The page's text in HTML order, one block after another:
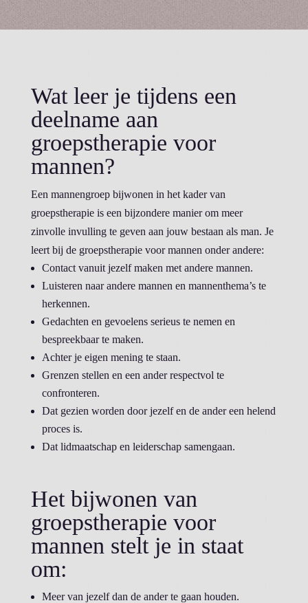
Wat leer je tijdens een
deelname aan
groepstherapie voor
mannen?
Een mannengroep bijwonen in het kader van
groepstherapie is een bijzondere manier om meer
zinvolle invulling te geven aan jouw bestaan als man. Je
leert bij de groepstherapie voor mannen onder andere:
Contact vanuit jezelf maken met andere mannen.
Luisteren naar andere mannen en mannenthema’s te
herkennen.
Gedachten en gevoelens serieus te nemen en
bespreekbaar te maken.
Achter je eigen mening te staan.
Grenzen stellen en een ander respectvol te
confronteren.
Dat gezien worden door jezelf en de ander een helend
proces is.
Dat lidmaatschap en leiderschap samengaan.
Het bijwonen van
groepstherapie voor
mannen stelt je in staat
om:
Meer van jezelf dan de ander te gaan houden.